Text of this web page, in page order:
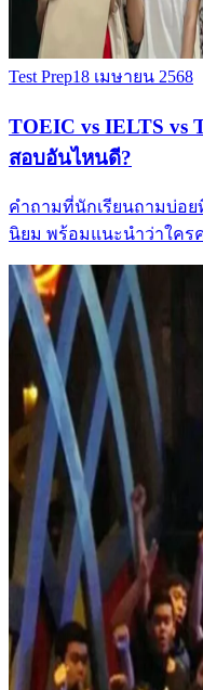
Test Prep18 เมษายน 2568
TOEIC vs IELTS vs
สอบอันไหนดี?
คำถามที่นักเรียนถามบ่อ
นิยม พร้อมแนะนำว่าใคร